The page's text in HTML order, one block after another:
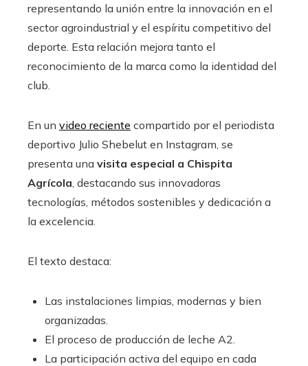
representando la unión entre la innovación en el
sector agroindustrial y el espíritu competitivo del
deporte. Esta relación mejora tanto el
reconocimiento de la marca como la identidad del
club.
En un video reciente compartido por el periodista
deportivo Julio Shebelut en Instagram, se
presenta una visita especial a Chispita
Agrícola , destacando sus innovadoras
tecnologías, métodos sostenibles y dedicación a
la excelencia.
El texto destaca:
Las instalaciones limpias, modernas y bien
organizadas.
El proceso de producción de leche A2.
La participación activa del equipo en cada